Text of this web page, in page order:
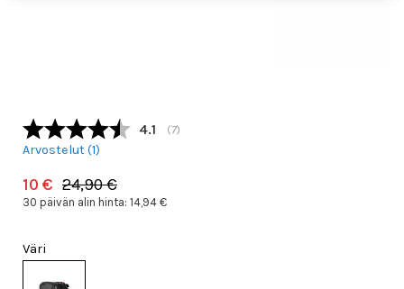
Keskimääräinen luokitus:
4.1 (äänet:
7)
Arvostelut (1)
10 € 24,90 €
30 päivän alin hinta: 14,94 €
Väri